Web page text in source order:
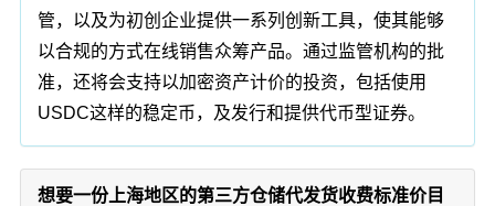
管，以及为初创企业提供一系列创新工具，使其能够
以合规的方式在线销售众筹产品。通过监管机构的批
准，还将会支持以加密资产计价的投资，包括使用
USDC这样的稳定币，及发行和提供代币型证券。
想要一份上海地区的第三方仓储代发货收费标准价目